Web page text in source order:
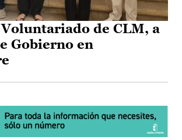
de CLM, a
Gobierno en